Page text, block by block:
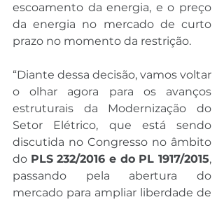
escoamento da energia, e o preço
da energia no mercado de curto
prazo no momento da restrição.
“Diante dessa decisão, vamos voltar
o olhar agora para os avanços
estruturais da Modernização do
Setor Elétrico, que está sendo
discutida no Congresso no âmbito
do PLS 232/2016 e do PL 1917/2015,
passando pela abertura do
mercado para ampliar liberdade de